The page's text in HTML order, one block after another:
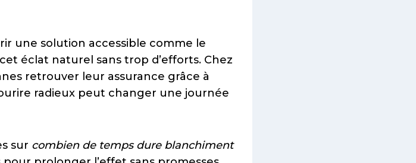
une solution accessible comme le
éclat naturel sans trop d’efforts. Chez
retrouver leur assurance grâce à
radieux peut changer une journée
sur combien de temps dure blanchiment